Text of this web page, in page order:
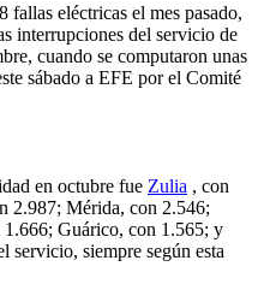
fallas eléctricas el mes pasado,
interrupciones del servicio de
cuando se computaron unas
sábado a EFE por el Comité
en octubre fue Zulia , con
2.987; Mérida, con 2.546;
Guárico, con 1.565; y
siempre según esta